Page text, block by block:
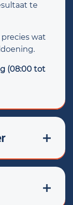
te
wat
(08:00 tot
in
kwaliteit